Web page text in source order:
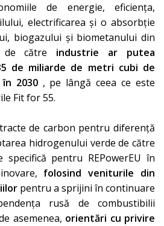
de energie, eficiența,
electrificarea și o absorbție
biogazului și biometanului din
de către industrie ar putea
de miliarde de metri cubi de
2030, pe lângă ceea ce este
Fit for 55.
de carbon pentru diferență
hidrogenului verde de către
pentru REPowerEU în
folosind veniturile din
pentru a sprijini în continuare
rusă de combustibilii
asemenea, orientări cu privire